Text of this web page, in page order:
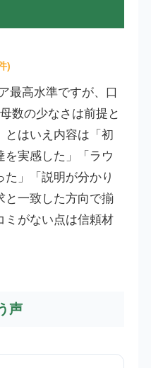
)
最高水準ですが、口
数の少なさは前提と
とはいえ内容は「初
を実感した」「ラウ
た」「説明が分かり
と一致した方向で揃
ミがない点は信頼材
声